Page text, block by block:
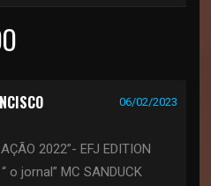
06/02/2023
2022”- EFJ EDITION
o jornal” MC SANDUCK